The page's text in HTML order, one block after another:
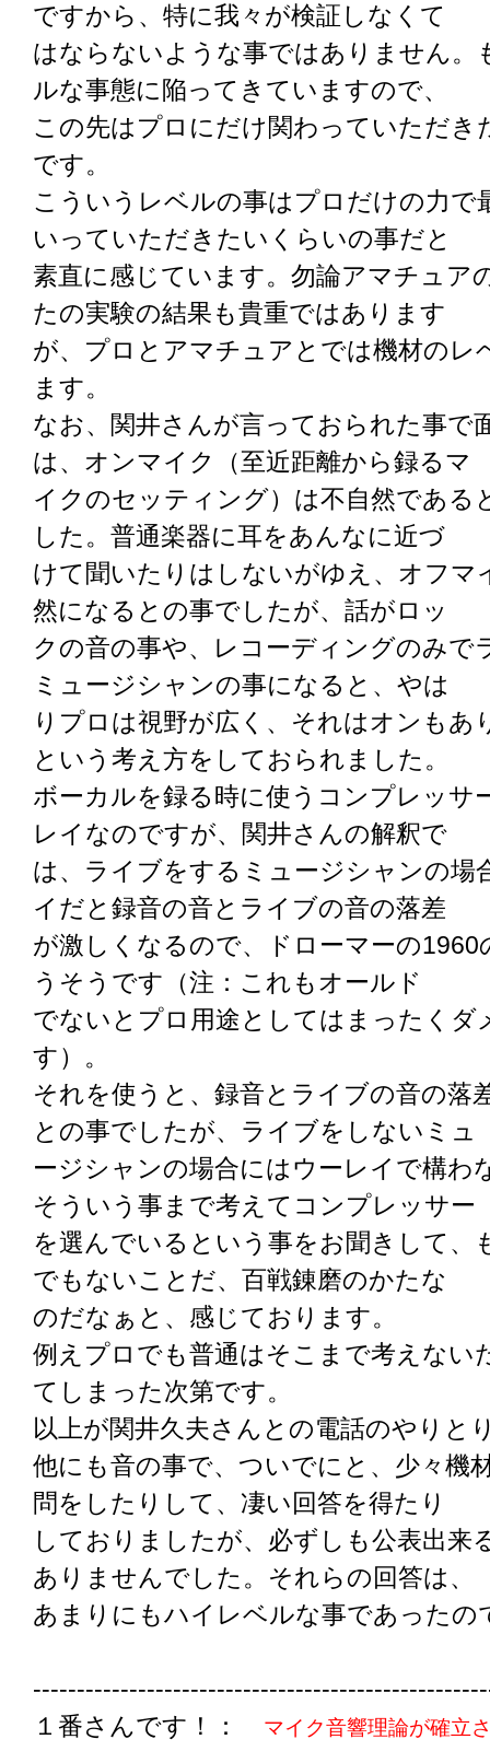
ですから、特に我々が検証しなくて
はならないような事ではありません。
ルな事態に陥ってきていますので、
この先はプロにだけ関わっていただき
です。
こういうレベルの事はプロだけの力で
いっていただきたいくらいの事だと
素直に感じています。勿論アマチュア
たの実験の結果も貴重ではあります
が、プロとアマチュアとでは機材のレ
ます。
なお、関井さんが言っておられた事で
は、オンマイク（至近距離から録るマ
イクのセッティング）は不自然である
した。普通楽器に耳をあんなに近づ
けて聞いたりはしないがゆえ、オフマ
然になるとの事でしたが、話がロッ
クの音の事や、レコーディングのみで
ミュージシャンの事になると、やは
りプロは視野が広く、それはオンもあ
という考え方をしておられました。
ボーカルを録る時に使うコンプレッサ
レイなのですが、関井さんの解釈で
は、ライブをするミュージシャンの場
イだと録音の音とライブの音の落差
が激しくなるので、ドローマーの1960
うそうです（注：これもオールド
でないとプロ用途としてはまったくダ
す）。
それを使うと、録音とライブの音の落
との事でしたが、ライブをしないミュ
ージシャンの場合にはウーレイで構わ
そういう事まで考えてコンプレッサー
を選んでいるという事をお聞きして、
でもないことだ、百戦錬磨のかたな
のだなぁと、感じております。
例えプロでも普通はそこまで考えない
てしまった次第です。
以上が関井久夫さんとの電話のやりと
他にも音の事で、ついでにと、少々機
問をしたりして、凄い回答を得たり
しておりましたが、必ずしも公表出来
ありませんでした。それらの回答は、
あまりにもハイレベルな事であったの
１番さんです！：
マイク音響理論が確立